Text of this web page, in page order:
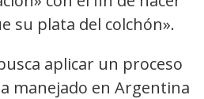
su plata del colchón».
aplicar un proceso
manejado en Argentina